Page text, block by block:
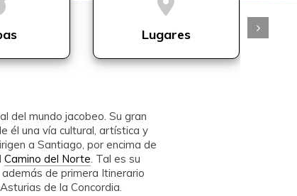
Lugares
del mundo jacobeo. Su gran
él una vía cultural, artística y
a Santiago, por encima de
Camino del Norte. Tal es su
de primera Itinerario
de la Concordia.